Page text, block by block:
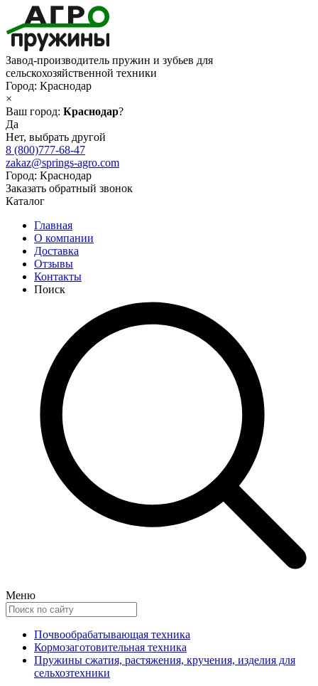
Завод-производитель пружин и зубьев для
сельскохозяйственной техники
Город: Краснодар
×
Ваш город: Краснодар?
Да
Нет, выбрать другой
8 (800)777-68-47
zakaz@springs-agro.com
Город: Краснодар
Заказать обратный звонок
Каталог
Главная
О компании
Доставка
Отзывы
Контакты
Поиск
Меню
Почвообрабатывающая техника
Кормозаготовительная техника
Пружины сжатия, растяжения, кручения, изделия для
сельхозтехники